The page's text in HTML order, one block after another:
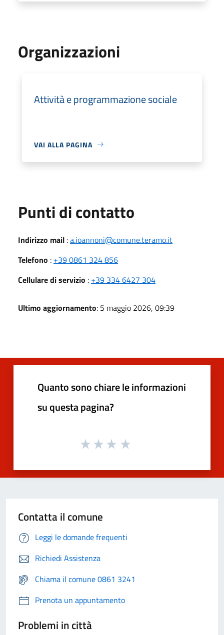
Organizzazioni
Attività e programmazione sociale
VAI ALLA PAGINA
Punti di contatto
Indirizzo mail :a.ioannoni@comune.teramo.it
Telefono : +39 0861 324 856
Cellulare di servizio : +39 334 6427 304
Ultimo aggiornamento: 5 maggio 2026, 09:39
Quanto sono chiare le informazioni
su questa pagina?
Contatta il comune
Leggi le domande frequenti
Richiedi Assistenza
Chiama il comune 0861 3241
Prenota un appuntamento
Problemi in città